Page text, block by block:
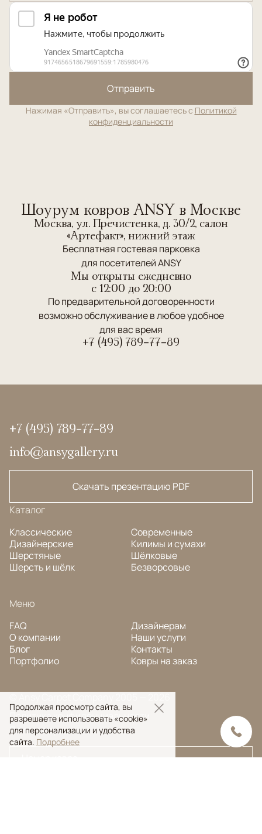
Отправить
Нажимая «Отправить», вы соглашаетесь с Политикой
конфиденциальности
Шоурум ковров ANSY в Москве
Москва, ул. Пречистенка, д. 30/2, салон
«Артефакт», нижний этаж
Бесплатная гостевая парковка
для посетителей ANSY
Мы открыты ежедневно
c 12:00 до 20:00
По предварительной договоренности
возможно обслуживание в любое удобное
для вас время
+7 (495) 789-77-89
+7 (495) 789-77-89
info@ansygallery.ru
Скачать презентацию PDF
Каталог
Классические
Дизайнерские
Шерстяные
Шерсть и шёлк
Современные
Килимы и сумахи
Шёлковые
Безворсовые
Меню
FAQ
О компании
Блог
Портфолио
Дизайнерам
Наши услуги
Контакты
Ковры на заказ
Политика конфиденциальности
Поиск ковра
Продолжая просмотр сайта, вы
разрешаете использовать «cookie»
для персонализации и удобства
сайта. Подробнее